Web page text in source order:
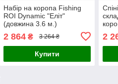
Набір на коропа Fishing
ROI Dynamic "Еліт"
(довжина 3.6 м.)
2 864₴ 3 264 ₴
Купити
2